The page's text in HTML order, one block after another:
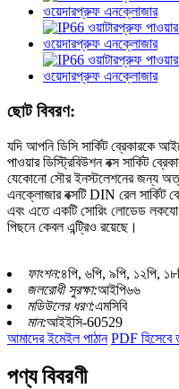
ছোট বিবরণ:
যদি আপনি ডিসি সার্কিট ব্রেকারকে
পাওয়ার ডিস্ট্রিবিউশন বক্স সার্কিট
যেকোনো সৌর ইনস্টলেশনের জন্য
এনক্লোজার বক্সটি DIN রেল সার্কিট
এবং এতে একটি সোরিং লোডেড
পিছনে কেবল এন্ট্রিও রয়েছে।
ফাংশন:৪পি, ৬পি, ৯পি, ১২পি,
জলরোধী সুরক্ষা:আইপি৬৬
মডিউলের ধরণ:এমসিবি
মান:আইইসি-60529
আমাদের ইমেইল পাঠান PDF
পণ্য বিবরণী